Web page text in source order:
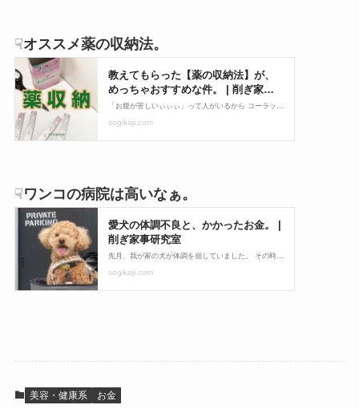
☟オススメ薬の収納法。
☟ワンコの病院は高いなぁ。
美容・健康系 お金